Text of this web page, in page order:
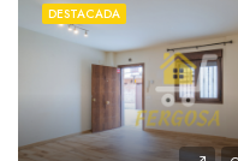
DESTACADA